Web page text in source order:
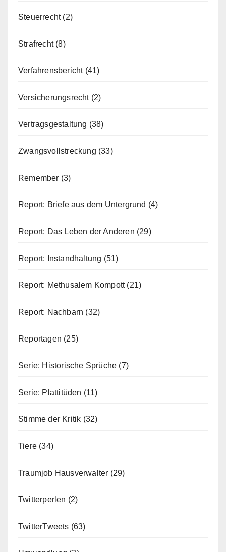
Steuerrecht(2)
Strafrecht(8)
Verfahrensbericht(41)
Versicherungsrecht(2)
Vertragsgestaltung (38)
Zwangsvollstreckung (33)
Remember (3)
Report: Briefe aus dem Untergrund (4)
Report: Das Leben der Anderen (29)
Report: Instandhaltung (51)
Report: Methusalem Kompott(21)
Report: Nachbarn (32)
Reportagen (25)
Serie: Historische Sprüche (7)
Serie: Plattitüden (11)
Stimme der Kritik (32)
Tiere (34)
Traumjob Hausverwalter (29)
Twitterperlen (2)
TwitterTweets (63)